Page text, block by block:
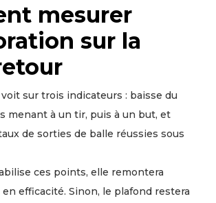
mesurer
sur la
sur trois indicateurs : baisse du
menant à un tir, puis à un but, et
de sorties de balle réussies sous
ces points, elle remontera
efficacité. Sinon, le plafond restera